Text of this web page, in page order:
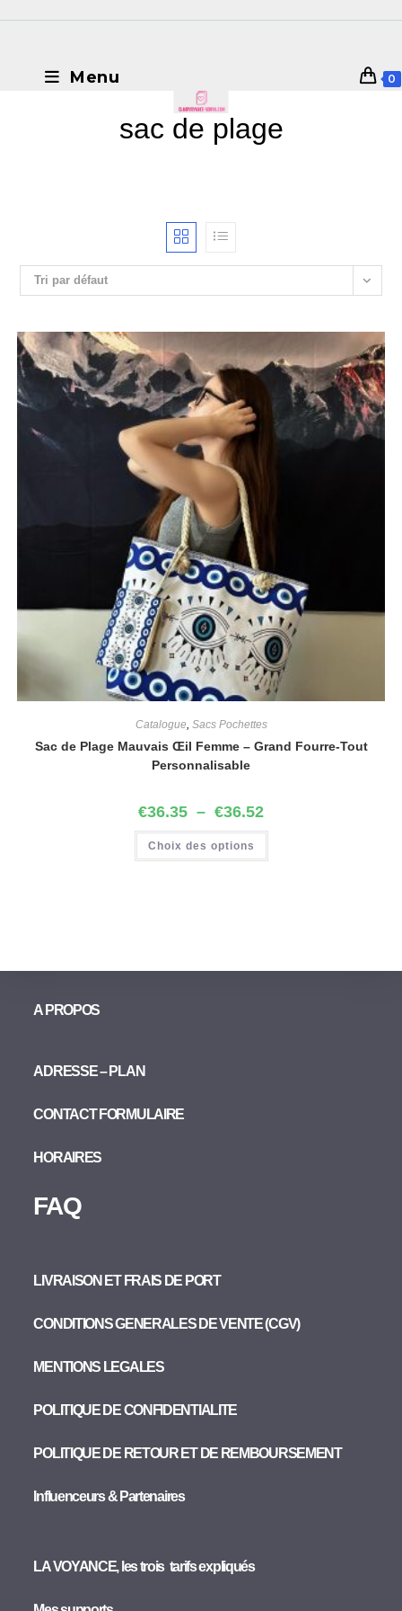
Menu 0
sac de plage
Tri par défaut
Catalogue Sacs Pochettes
Sac de Plage Mauvais Œil Femme – Grand Fourre-Tout
Personnalisable
€36.35 – €36.52
Choix des options
A PROPOS
ADRESSE – PLAN
CONTACT FORMULAIRE
HORAIRES
FAQ
LIVRAISON ET FRAIS DE PORT
CONDITIONS GENERALES DE VENTE (CGV)
MENTIONS LEGALES
POLITIQUE DE CONFIDENTIALITE
POLITIQUE DE RETOUR ET DE REMBOURSEMENT
Influenceurs & Partenaires
LA VOYANCE, les trois tarifs expliqués